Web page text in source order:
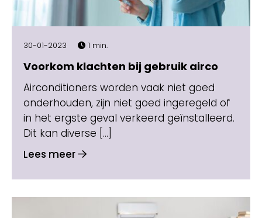
30-01-2023 1 min.
Voorkom klachten bij gebruik airco
Airconditioners worden vaak niet goed
onderhouden, zijn niet goed ingeregeld of
in het ergste geval verkeerd geïnstalleerd.
Dit kan diverse […]
Lees meer